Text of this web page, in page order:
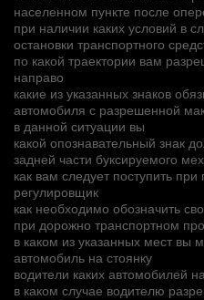
населенном пункте после
при наличии каких условий в
остановки транспортного
по какой траектории вам
направо
какие из указанных знаков
автомобиля с разрешенной
в данной ситуации вы
какой опознавательный знак
задней части буксируемого
как вам следует поступить
регулировщик
как необходимо обозначить
при дорожно транспортном
в каком из указанных мест вы
автомобиль на стоянку
водители каких автомобилей
в каком случае водителю